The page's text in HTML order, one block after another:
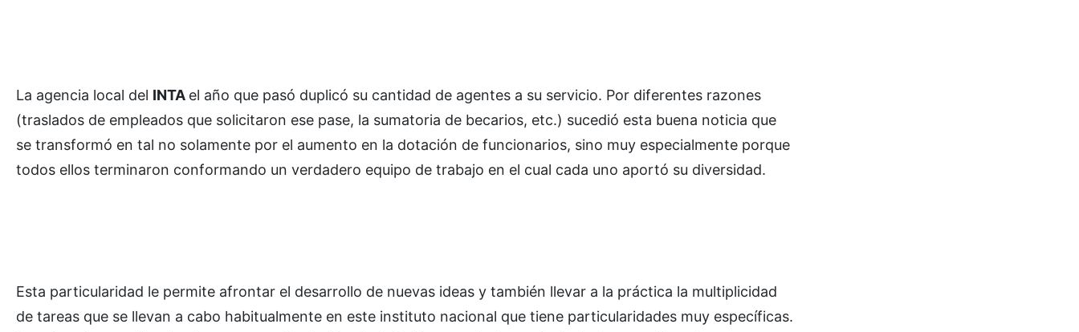
La agencia local del INTA el año que pasó duplicó su cantidad de agentes a su servicio. Por diferentes razones
(traslados de empleados que solicitaron ese pase, la sumatoria de becarios, etc.) sucedió esta buena noticia que
se transformó en tal no solamente por el aumento en la dotación de funcionarios, sino muy especialmente porque
todos ellos terminaron conformando un verdadero equipo de trabajo en el cual cada uno aportó su diversidad.
Esta particularidad le permite afrontar el desarrollo de nuevas ideas y también llevar a la práctica la multiplicidad
de tareas que se llevan a cabo habitualmente en este instituto nacional que tiene particularidades muy específicas.